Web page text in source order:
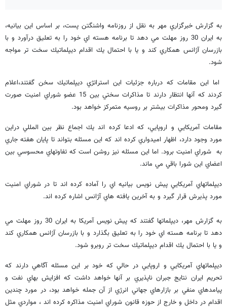
به گزارش خبرگزاري مهر به نقل از روزنامه واشنگتن پست، بر اساس اين بيانيه،
به ايران 30 روز مهلت مي دهد تا برنامه هسته اي خود را به تعليق درآورد و با
بازرسان آژانس همكاري كند و يا با احتمال يك اقدام ديپلماتيك سخت تر مواجه
شود.
اما اين مقامات كه درباره جزئيات اين استراتژي ديپلماتيك سخن گفتند،اعلام
كردند كه آنها انتظار دارند تا مذاكرات سختي بين 15 عضو شوراي امنيت صورت
گيرد ومحور مذاكرات بيشتر بر روسيه متمركز خواهد بود.
مقامات آمريكايي و اروپايي، كه ادعا كرده اند يك اجماع نظر بين المللي دراين
مورد وجود دارد، اظهار اميدواري كرده اند كه اين مسئله بتواند تا پايان هفته جاري
به شوراي امنيت برود. اما اين مسئله نيز روشن است كه تفاوتهاي محسوسي بين
اعضاي اين شورا باقي مي ماند.
ديپلماتهاي آمريكايي پيش نويس بيانيه اي را آماده كرده اند تا در شوراي امنيت
مورد پذيرش قرار گيرد و به آخرين يافته هاي آژانس اشاره كرده اند.
به گزارش مهر، ديپلماتها گفتند كه پيش نويس آمريكا به ايران 30 روز مهلت مي
دهد تا برنامه هسته اي خود را به تعليق بگذارد و با بازرسان آژانس همكاري كند
و يا با احتمال يك اقدام ديپلماتيك سخت تر روبرو شود.
ديپلماتهاي آمريكايي و اروپايي در حالي كه خود بر اين مسئله آگاهي دارند كه
تحريم ايران نتايج جبران ناپذيري بر آنها خواهد داشت كه افزايش بهاي نفت و
پيامدهاي منفي بر بازارهاي جهاني انرژي از آن جمله خواهد بود، در مورد چندين
اقدام در داخل و خارج از حوزه قانون شوراي امنيت مذاكره كرده اند ، مواردي مثل